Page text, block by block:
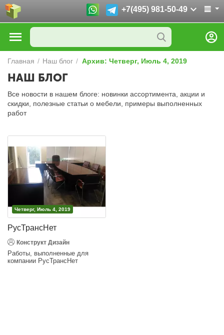
+7(495) 981-50-49
Главная / Наш блог / Архив: Четверг, Июль 4, 2019
НАШ БЛОГ
Все новости в нашем блоге: новинки ассортимента, акции и
скидки, полезные статьи о мебели, примеры выполненных
работ
Четверг, Июль 4, 2019
РусТрансНет
Конструкт Дизайн
Работы, выполненные для
компании РусТрансНет